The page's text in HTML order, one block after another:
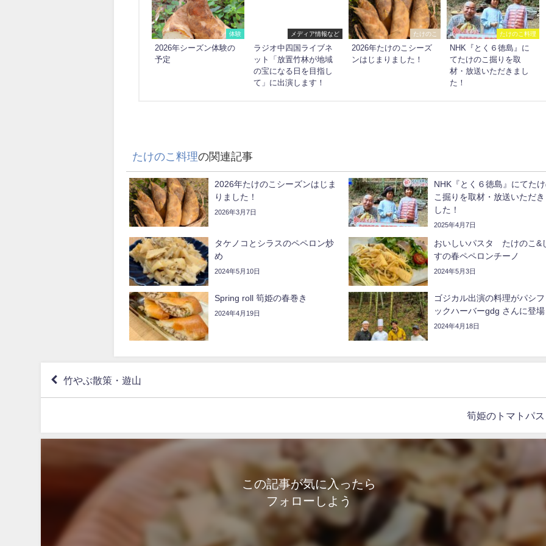
体験
2026年シーズン体験の
予定
メディア情報など
ラジオ中四国ライブネ
ット「放置竹林が地域
の宝になる日を目指し
て」に出演します！
たけのこ
2026年たけのこシーズ
ンはじまりました！
たけのこ料理
NHK『とく６徳島』に
てたけのこ掘りを取
材・放送いただきまし
た！
たけのこ料理の関連記事
2026年たけのこシーズンはじま
りました！
2026年3月7日
NHK『とく６徳島』にてた
こ掘りを取材・放送いただき
した！
2025年4月7日
タケノコとシラスのペペロン炒
め
2024年5月10日
おいしいパスタ たけのこ&
すの春ペペロンチーノ
2024年5月3日
Spring roll 筍姫の春巻き
2024年4月19日
ゴジカル出演の料理がパシフ
ックハーバーgdg さんに登場
2024年4月18日
竹やぶ散策・遊山
筍姫のトマトパス
この記事が気に入ったら
フォローしよう